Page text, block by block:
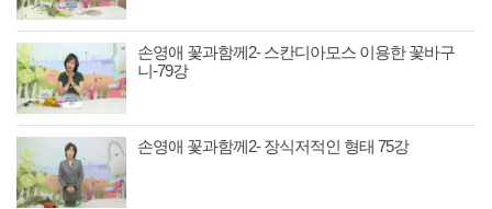
손영애 꽃과함께2- 스칸디아모스 이용한 꽃바구
니-79강
손영애 꽃과함께2- 장식저적인 형태 75강